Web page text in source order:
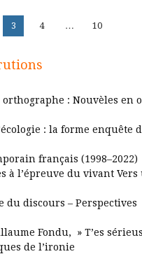
Page
3 Page
4 … Page
10
: Nouvèles en
: la forme enquête
français (1998–2022)
à l’épreuve du vivant Vers
du discours – Perspectives
Fondu, » T’es
de l’ironie